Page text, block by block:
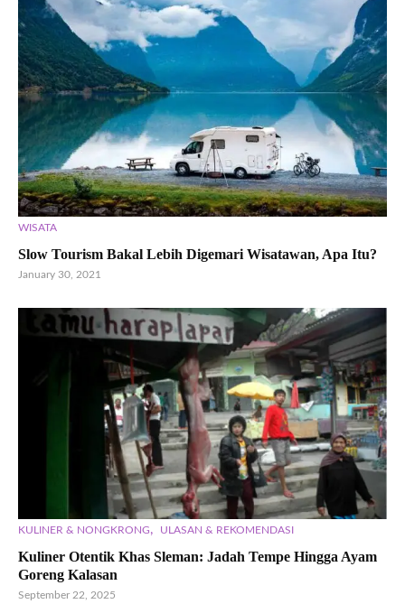
WISATA
Slow Tourism Bakal Lebih Digemari Wisatawan, Apa Itu?
January 30, 2021
KULINER & NONGKRONG, ULASAN & REKOMENDASI
Kuliner Otentik Khas Sleman: Jadah Tempe Hingga Ayam
Goreng Kalasan
September 22, 2025